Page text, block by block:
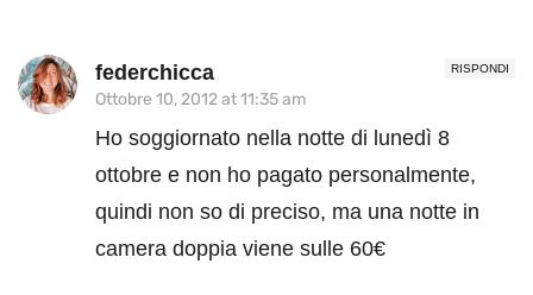
RISPONDI
federchicca
Ottobre 10, 2012 at 11:35 am
Ho soggiornato nella notte di lunedì 8
ottobre e non ho pagato personalmente,
quindi non so di preciso, ma una notte in
camera doppia viene sulle 60€